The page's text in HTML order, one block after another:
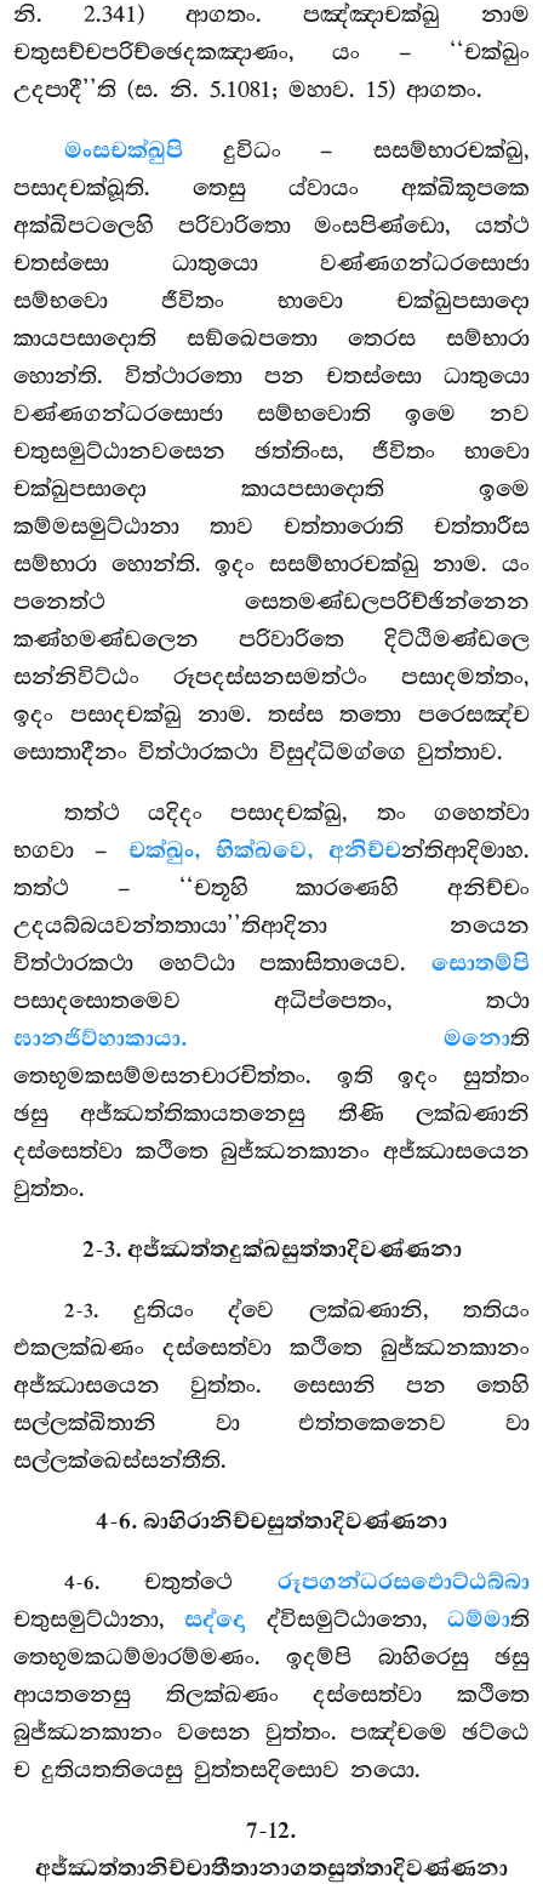
නි. 2.341) ආගතං. පඤ්ඤාචක්ඛු නාම
චතුසච්චපරිච්ඡෙදකඤාණං, යං – ‘‘චක්ඛුං
උදපාදී’’ති (ස. නි. 5.1081; මහාව. 15) ආගතං.
මංසචක්ඛුපි දුවිධං – සසම්භාරචක්ඛු,
පසාදචක්ඛූති. තෙසු ය්වායං අක්ඛිකූපකෙ
අක්ඛිපටලෙහි පරිවාරිතො මංසපිණ්ඩො, යත්ථ
චතස්සො ධාතුයො වණ්ණගන්ධරසොජා
සම්භවො ජීවිතං භාවො චක්ඛුපසාදො
කායපසාදොති සඞ්ඛෙපතො තෙරස සම්භාරා
හොන්ති. විත්ථාරතො පන චතස්සො ධාතුයො
වණ්ණගන්ධරසොජා සම්භවොති ඉමෙ නව
චතුසමුට්ඨානවසෙන ඡත්තිංස, ජීවිතං භාවො
චක්ඛුපසාදො කායපසාදොති ඉමෙ
කම්මසමුට්ඨානා තාව චත්තාරොති චත්තාරීස
සම්භාරා හොන්ති. ඉදං සසම්භාරචක්ඛුනාම. යං
පනෙත්ථ සෙතමණ්ඩලපරිච්ඡින්නෙන
කණ්හමණ්ඩලෙන පරිවාරිතෙ දිට්ඨිමණ්ඩලෙ
සන්නිවිට්ඨං රූපදස්සනසමත්ථං පසාදමත්තං,
ඉදං පසාදචක්ඛු නාම. තස්ස තතො පරෙසඤ්ච
සොතාදීනං විත්ථාරකථා විසුද්ධිමග්ගෙ වුත්තාව.
තත්ථ යදිදං පසාදචක්ඛු, තං ගහෙත්වා
භගවා – චක්ඛුං, භික්ඛවෙ, අනිච්චන්තිආදිමාහ.
තත්ථ – ‘‘චතූහි කාරණෙහි අනිච්චං
උදයබ්බයවන්තතායා’’තිආදිනා නයෙන
විත්ථාරකථා හෙට්ඨා පකාසිතායෙව. සොතම්පි
පසාදසොතමෙව අධිප්පෙතං, තථා
ඝානජිව්හාකායා. මනොති
තෙභූමකසම්මසනචාරචිත්තං. ඉති ඉදං සුත්තං
ඡසු අජ්ඣත්තිකායතනෙසු තීණි ලක්ඛණානි
දස්සෙත්වා කථිතෙ බුජ්ඣනකානං අජ්ඣාසයෙන
වුත්තං.
2-3. අජ්ඣත්තදුක්ඛසුත්තාදිවණ්ණනා
2-3. දුතියං ද්වෙ ලක්ඛණානි, තතියං
එකලක්ඛණං දස්සෙත්වා කථිතෙ බුජ්ඣනකානං
අජ්ඣාසයෙන වුත්තං. සෙසානි පන තෙහි
සල්ලක්ඛිතානි වා එත්තකෙනෙව වා
සල්ලක්ඛෙස්සන්තීති.
4-6. බාහිරානිච්චසුත්තාදිවණ්ණනා
4-6. චතුත්ථෙ රූපගන්ධරසඵොට්ඨබ්බා
චතුසමුට්ඨානා,සද්දො ද්විසමුට්ඨානො, ධම්මාති
තෙභූමකධම්මාරම්මණං. ඉදම්පි බාහිරෙසු ඡසු
ආයතනෙසු තිලක්ඛණං දස්සෙත්වා කථිතෙ
බුජ්ඣනකානං වසෙන වුත්තං. පඤ්චමෙ ඡට්ඨෙ
ච දුතියතතියෙසු වුත්තසදිසොව නයො.
7-12.
අජ්ඣත්තානිච්චාතීතානාගතසුත්තාදිවණ්ණනා